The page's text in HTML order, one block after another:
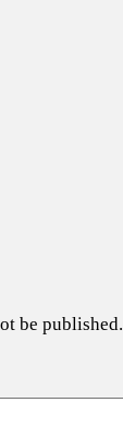
be published.